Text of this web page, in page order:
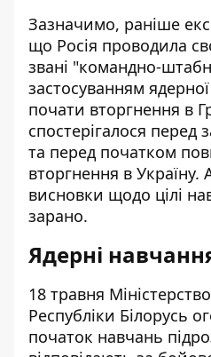
Зазначимо, раніше
що Росія проводила
звані "командно-
застосуванням
почати вторгнення в
спостерігалося
та перед початком
вторгнення в Україну.
висновки щодо цілі
зарано.
Ядерні
18 травня
Республіки Білорусь
початок навчань